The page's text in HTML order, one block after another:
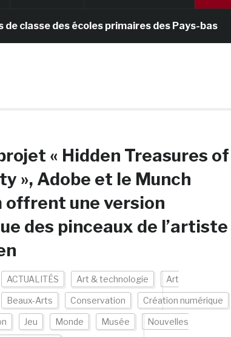
des écoles primaires des Pays-bas il y
« Hidden Treasures of
», Adobe et le Munch
offrent une version
des pinceaux de l’artiste
ACTUALITÉS Art & technologie Art
Beaux-Arts Conservation Création numérique
Jeu Monde Musée Nouvelles